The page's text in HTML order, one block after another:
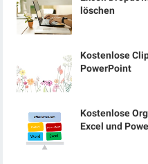
löschen
Kostenlose
PowerPoint
Kostenlose
Excel und